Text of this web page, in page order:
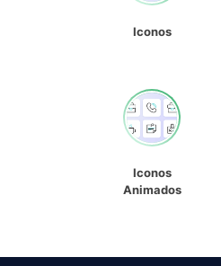
Iconos
Iconos
Animados